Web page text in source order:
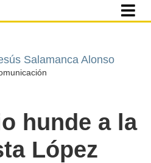
Salamanca Alonso
hunde a la
López